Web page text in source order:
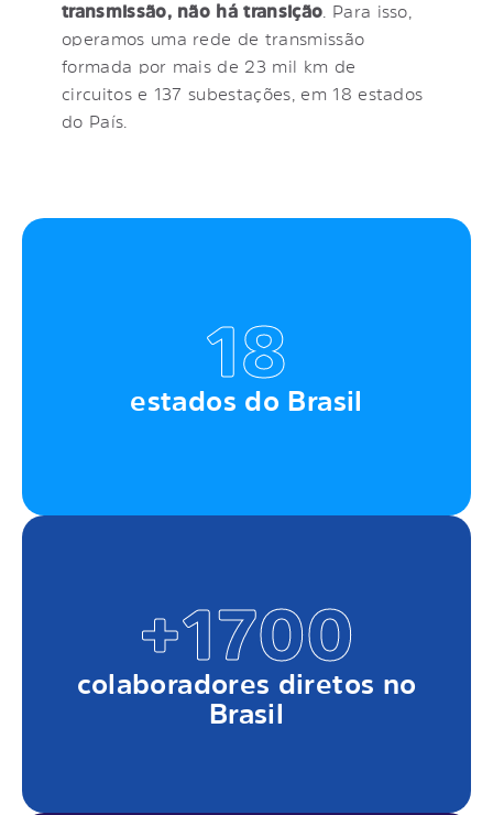
transmissão, não há transição . Para isso,
operamos uma rede de transmissão
formada por mais de 23 mil km de
circuitos e 137 subestações, em 18 estados
do País.
18
estados do Brasil
+1700
colaboradores diretos no
Brasil